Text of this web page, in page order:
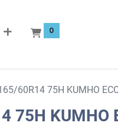
0
60R14 75H KUMHO
75H KUMHO